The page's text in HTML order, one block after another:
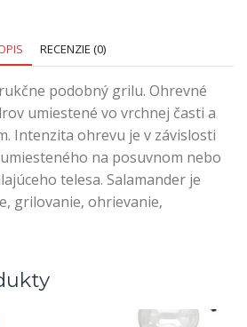
RECENZIE (0)
podobný grilu. Ohrevné
umiestené vo vrchnej časti a
Intenzita ohrevu je v závislosti
na posuvnom nebo
telesa. Salamander je
grilovanie, ohrievanie,